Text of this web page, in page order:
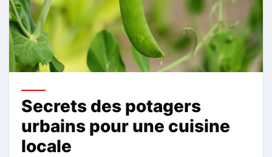
Secrets des potagers
urbains pour une cuisine
locale